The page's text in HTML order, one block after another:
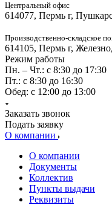
Центральный офис
614077, Пермь г,
Производственно-складское
614105, Пермь г,
Режим работы
Пн. – Чт.: с 8:30 до 17:30
Пт.: с 8:30 до 16:30
Обед: с 12:00 до 13:00
Заказать звонок
Подать заявку
О компании
О компании
Документы
Коллектив
Пункты выдачи
Реквизиты